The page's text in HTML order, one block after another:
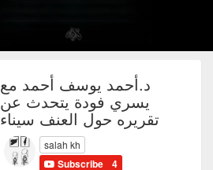
د.أحمد يوسف أحمد مع
يسري فودة يتحدث عن
تقريره حول العنف سيناء
salah kh
Subscribe 4